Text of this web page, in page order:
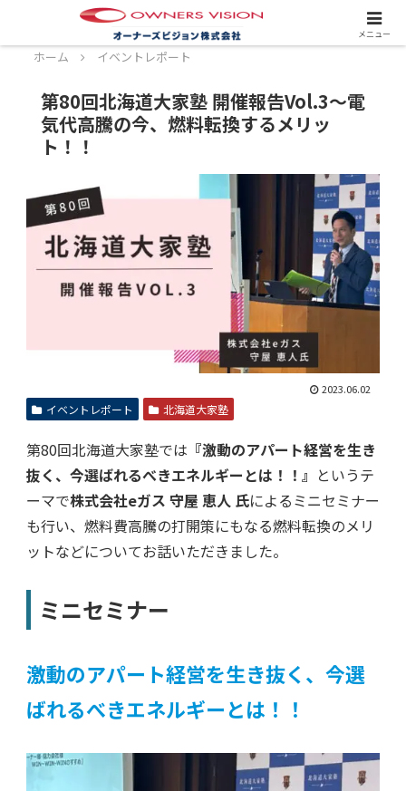
スタッフ募集中！詳しくはこちら！
ホーム イベントレポート
第80回北海道大家塾 開催報告Vol.3～電
気代高騰の今、燃料転換するメリッ
ト！！
2023.06.02
イベントレポート 北海道大家塾
第80回北海道大家塾では 『激動のアパート経営を生き
抜く、今選ばれるべきエネルギーとは！！』 というテ
ーマで株式会社eガス 守屋 恵人 氏によるミニセミナー
も行い、燃料費高騰の打開策にもなる燃料転換のメリ
ットなどについてお話いただきました。
ミニセミナー
激動のアパート経営を生き抜く、今選
ばれるべきエネルギーとは！！
メニュー